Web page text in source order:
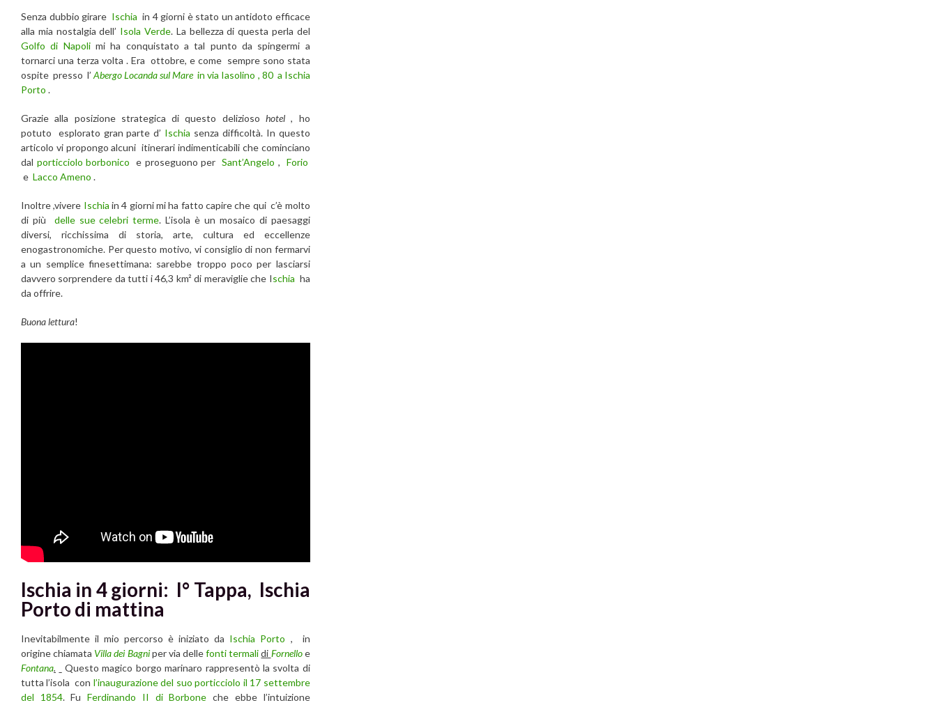
Senza dubbio girare Ischia in 4 giorni è stato un antidoto efficace
alla mia nostalgia dell’ Isola Verde. La bellezza di questa perla del
Golfo di Napolimi ha conquistato a tal punto da spingermi a
tornarci una terza volta . Era ottobre, e come sempre sono stata
ospite presso l’Abergo Locanda sul Mare in via Iasolino , 80 a Ischia
Porto .
Grazie alla posizione strategica di questo deliziosohotel , ho
potuto esplorato gran parte d’ Ischia senza difficoltà. In questo
articolo vi propongo alcuni itinerari indimenticabili che cominciano
dal porticciolo borbonico e proseguono perSant’Angelo , Forio
e Lacco Ameno .
Inoltre ,vivere Ischia in 4 giorni mi ha fatto capire che qui c’è molto
di più
delle sue celebri terme. L’isola è un mosaico di paesaggi
diversi, ricchissima di storia, arte, cultura ed eccellenze
enogastronomiche. Per questo motivo, vi consiglio di non fermarvi
a un semplice finesettimana: sarebbe troppo poco per lasciarsi
davvero sorprendere da tutti i 46,3 km² di meraviglie che Ischia ha
da offrire.
Buona lettura!
Ischia in 4 giorni: I° Tappa, Ischia
Porto di mattina
Inevitabilmente il mio percorso è iniziato da Ischia Porto , in
origine chiamata Villa dei Bagniper via dellefonti termalidi Fornelloe
Fontana.
Questo magico borgo marinaro rappresentò la svolta di
tutta l’isola con l’inaugurazione del suo porticciolo il 17 settembre
del 1854. FuFerdinando II di Borbone che ebbe l’intuizione